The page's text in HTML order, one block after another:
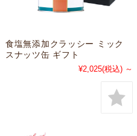
食塩無添加クラッシー ミック
スナッツ缶 ギフト
¥2,025(税込) ～